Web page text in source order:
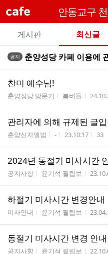
cafe 안동교구
카
페
메
뉴
게시판 최신글
전
글
트
공지 춘양성당 카페 이용에
찬미 예수님!
게시판명
춘양성당 방문기 작성자
봄버들 작성
관리자에 의해 규제된 글
게시판명
춘양신자앨범 작성자
- 작성시간
23.10.17 조회
33
2024년 동절기 미사시간
게시판명
공지사항 작성자
윤기석 필립보 작성
하절기 미사시간 변경안내
게시판명
미사안내 작성자
윤기석 필립보 작성
동절기 미사시간 변경 안내
게시판명
공지사항 작성자
윤기석 필립보 작성